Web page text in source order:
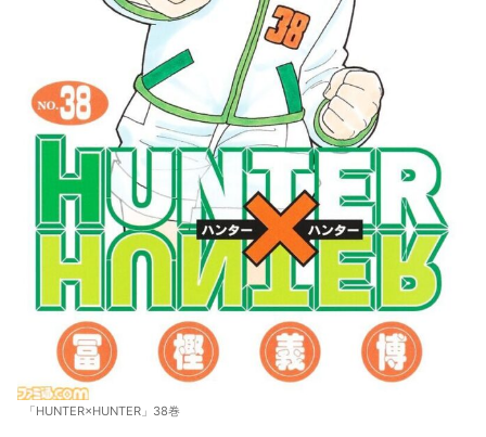
「HUNTER×HUNTER」38巻